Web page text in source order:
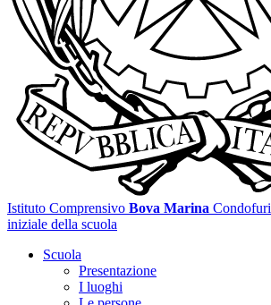
Istituto Comprensivo Bova Marina Condofuri
iniziale della scuola
Scuola
Presentazione
I luoghi